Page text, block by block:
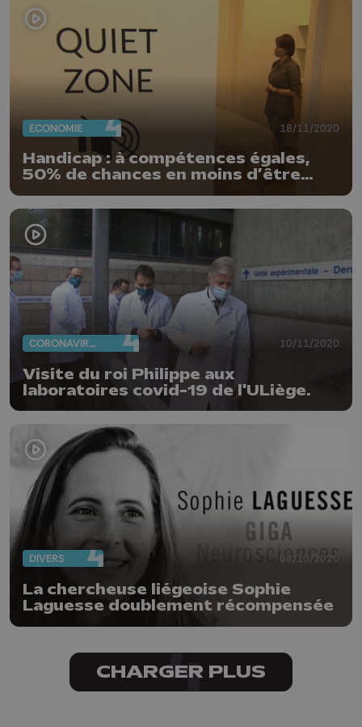
ECONOMIE 18/11/2020
Handicap : à compétences égales,
50% de chances en moins d’être
CORONAVIRUS 10/11/2020
Visite du roi Philippe aux
laboratoires covid-19 de l'ULiège.
DIVERS 08/10/2020
La chercheuse liégeoise Sophie
Laguesse doublement récompensée
CHARGER PLUS